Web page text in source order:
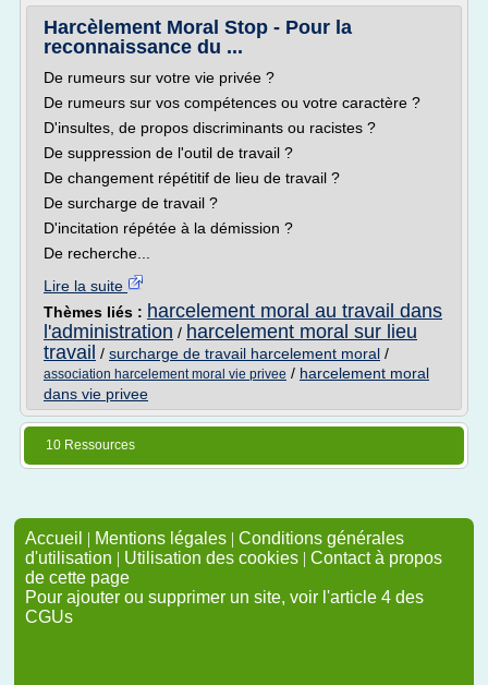
Harcèlement Moral Stop - Pour la
reconnaissance du ...
De rumeurs sur votre vie privée ?
De rumeurs sur vos compétences ou votre caractère ?
D'insultes, de propos discriminants ou racistes ?
De suppression de l'outil de travail ?
De changement répétitif de lieu de travail ?
De surcharge de travail ?
D'incitation répétée à la démission ?
De recherche...
Lire la suite
Thèmes liés : harcelement moral au travail dans
l'administration / harcelement moral sur lieu
travail / surcharge de travail harcelement moral /
association harcelement moral vie privee / harcelement moral
dans vie privee
10 Ressources
Accueil | Mentions légales | Conditions générales
d'utilisation | Utilisation des cookies | Contact à propos
de cette page
Pour ajouter ou supprimer un site, voir l'article 4 des
CGUs